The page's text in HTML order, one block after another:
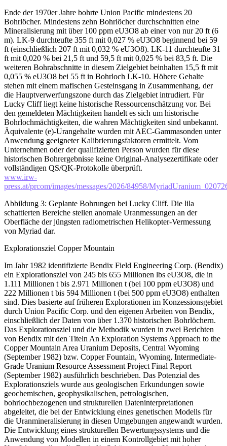
Ende der 1970er Jahre bohrte Union Pacific mindestens 20
Bohrlöcher. Mindestens zehn Bohrlöcher durchschnitten eine
Mineralisierung mit über 100 ppm eU3O8 ab einer von nur 20 ft (6
m). LK-9 durchteufte 355 ft mit 0,027 % eU3O8 beginnend bei 59
ft (einschließlich 207 ft mit 0,032 % eU3O8). LK-11 durchteufte 31
ft mit 0,020 % bei 21,5 ft und 59,5 ft mit 0,025 % bei 83,5 ft. Die
weiteren Bohrabschnitte in diesem Zielgebiet beinhalten 15,5 ft mit
0,055 % eU3O8 bei 55 ft in Bohrloch LK-10. Höhere Gehalte
stehen mit einem mafischen Gesteinsgang in Zusammenhang, der
die Hauptverwerfungszone durch das Zielgebiet intrudiert. Für
Lucky Cliff liegt keine historische Ressourcenschätzung vor. Bei
den gemeldeten Mächtigkeiten handelt es sich um historische
Bohrlochmächtigkeiten, die wahren Mächtigkeiten sind unbekannt.
Äquivalente (e)-Urangehalte wurden mit AEC-Gammasonden unter
Anwendung geeigneter Kalibrierungsfaktoren ermittelt. Vom
Unternehmen oder der qualifizierten Person wurden für diese
historischen Bohrergebnisse keine Original-Analysezertifikate oder
vollständigen QS/QK-Protokolle überprüft.
www.irw-
press.at/prcom/images/messages/2026/84958/
Abbildung 3: Geplante Bohrungen bei Lucky Cliff. Die lila
schattierten Bereiche stellen anomale Uranmessungen an der
Oberfläche der jüngsten radiometrischen Helikopter-Vermessung
von Myriad dar.
Explorationsziel Copper Mountain
Im Jahr 1982 identifizierte Bendix Field Engineering Corp. (Bendix)
ein Explorationsziel von 245 bis 655 Millionen lbs eU3O8, die in
1.111 Millionen t bis 2.971 Millionen t (bei 100 ppm eU3O8) und
222 Millionen t bis 594 Millionen t (bei 500 ppm eU3O8) enthalten
sind. Dies basierte auf früheren Explorationen im Konzessionsgebiet
durch Union Pacific Corp. und den eigenen Arbeiten von Bendix,
einschließlich der Daten von über 1.370 historischen Bohrlöchern.
Das Explorationsziel und die Methodik wurden in zwei Berichten
von Bendix mit den Titeln An Exploration Systems Approach to the
Copper Mountain Area Uranium Deposits, Central Wyoming
(September 1982) bzw. Copper Fountain, Wyoming, Intermediate-
Grade Uranium Resource Assessment Project Final Report
(September 1982) ausführlich beschrieben. Das Potenzial des
Explorationsziels wurde aus geologischen Erkundungen sowie
geochemischen, geophysikalischen, petrologischen,
bohrlochbezogenen und strukturellen Dateninterpretationen
abgeleitet, die bei der Entwicklung eines genetischen Modells für
die Uranmineralisierung in diesen Umgebungen angewandt wurden.
Die Entwicklung eines strukturellen Bewertungssystems und die
Anwendung von Modellen in einem Kontrollgebiet mit hoher